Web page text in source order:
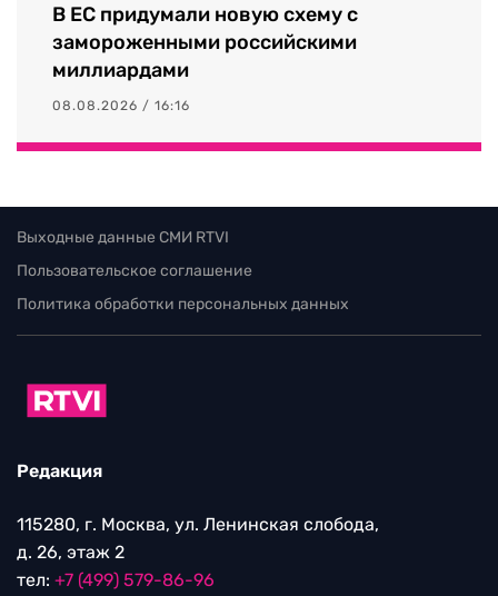
В ЕС придумали новую схему с
замороженными российскими
миллиардами
08.08.2026 / 16:16
Выходные данные СМИ RTVI
Пользовательское соглашение
Политика обработки персональных данных
Редакция
115280, г. Москва, ул. Ленинская слобода,
д. 26, этаж 2
тел: +7 (499) 579-86-96